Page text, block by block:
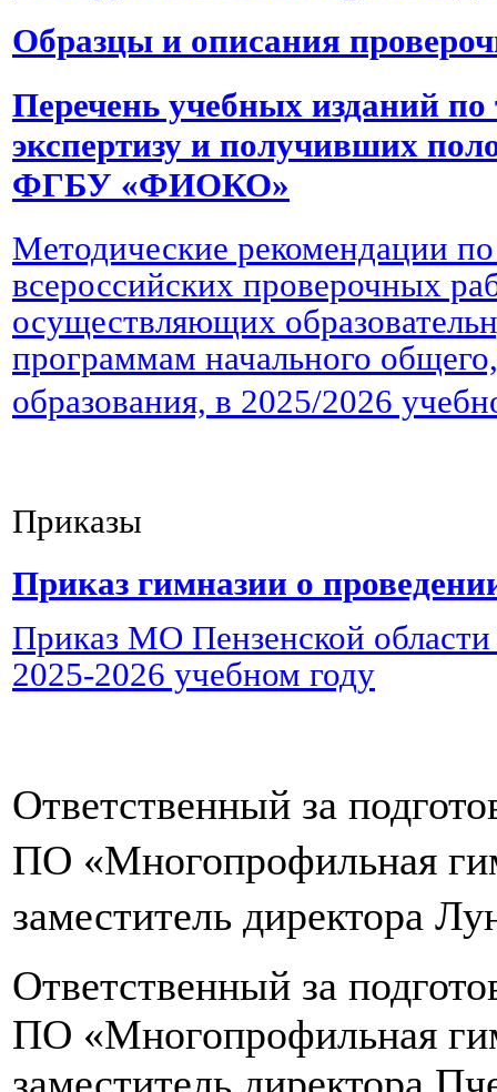
Образцы и описания
Перечень учебных изданий
экспертизу и получивших
ФГБУ «ФИОКО»
Методические рекомендации
всероссийских проверочных
осуществляющих
программам начального
образования, в 2025/2026
Приказы
Приказ гимназии о
Приказ МО Пензенской
2025-2026 учебном году
Ответственный за
ПО «Многопрофильная
заместитель директора
Ответственный за
ПО «Многопрофильная